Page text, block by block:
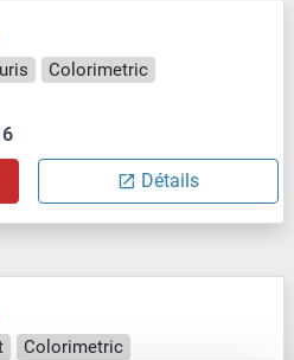
Colorimetric
Détails
Colorimetric